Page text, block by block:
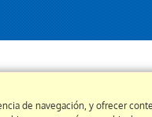
de navegación, y ofrecer